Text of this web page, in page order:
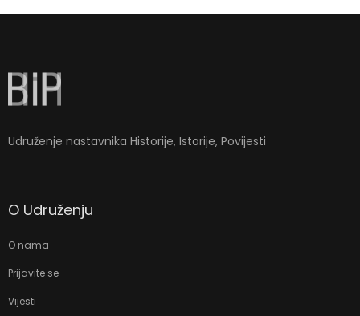
Udruženje nastavnika Historije, Istorije, Povijesti
O Udruženju
O nama
Prijavite se
Vijesti